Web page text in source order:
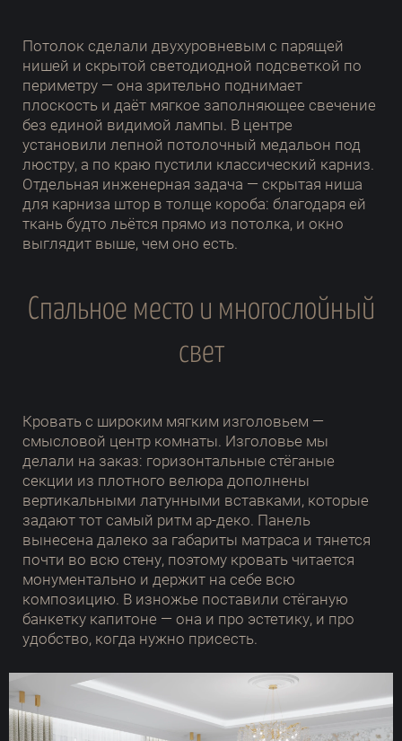
Потолок сделали двухуровневым с парящей
нишей и скрытой светодиодной подсветкой по
периметру — она зрительно поднимает
плоскость и даёт мягкое заполняющее свечение
без единой видимой лампы. В центре
установили лепной потолочный медальон под
люстру, а по краю пустили классический карниз.
Отдельная инженерная задача — скрытая ниша
для карниза штор в толще короба: благодаря ей
ткань будто льётся прямо из потолка, и окно
выглядит выше, чем оно есть.
Спальное место и многослойный
свет
Кровать с широким мягким изголовьем —
смысловой центр комнаты. Изголовье мы
делали на заказ: горизонтальные стёганые
секции из плотного велюра дополнены
вертикальными латунными вставками, которые
задают тот самый ритм ар-деко. Панель
вынесена далеко за габариты матраса и тянется
почти во всю стену, поэтому кровать читается
монументально и держит на себе всю
композицию. В изножье поставили стёганую
банкетку капитоне — она и про эстетику, и про
удобство, когда нужно присесть.